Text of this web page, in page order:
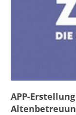
APP-